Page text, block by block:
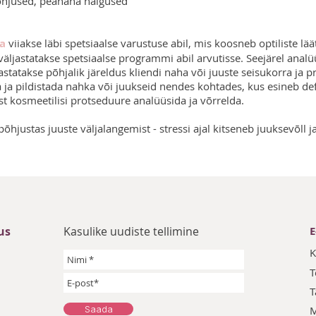
viiakse läbi spetsiaalse varustuse abil, mis koosneb optiliste
spetsiaalse programmi abil arvutisse. Seejärel
põhjalik järeldus kliendi naha või juuste seisukorra ja
pildistada nahka või juukseid nendes kohtades, kus esineb
kosmeetilisi protseduure analüüsida ja võrrelda.
juuste väljalangemist - stressi ajal kitseneb
Kasulike uudiste tellimine
Saada